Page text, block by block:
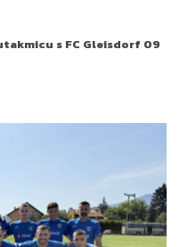
s FC Gleisdorf 09